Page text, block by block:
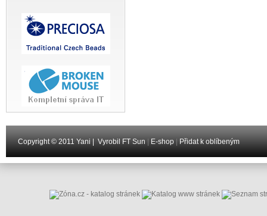
Copyright © 2011 Yani | Vyrobil FT Sun E-shop Přidat k oblíbeným